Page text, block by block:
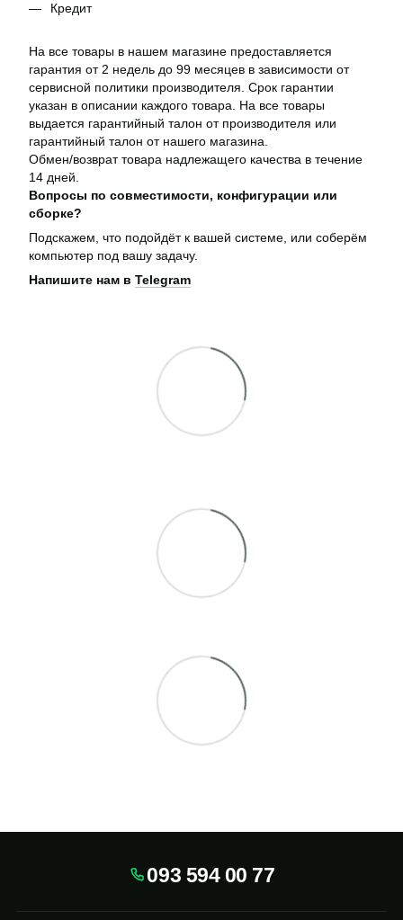
Кредит
На все товары в нашем магазине предоставляется
гарантия от 2 недель до 99 месяцев в зависимости от
сервисной политики производителя. Срок гарантии
указан в описании каждого товара. На все товары
выдается гарантийный талон от производителя или
гарантийный талон от нашего магазина.
Обмен/возврат товара надлежащего качества в течение
14 дней.
Вопросы по совместимости, конфигурации или
сборке?
Подскажем, что подойдёт к вашей системе, или соберём
компьютер под вашу задачу.
Напишите нам в Telegram
093 594 00 77